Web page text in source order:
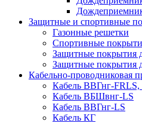
Защитные и спортивные
Газонные решетки
Спортивные
Защитные покрытия
Защитные покрытия
Кабельно-проводниковая
Кабель ВВГнг-
Кабель ВБШвнг-LS
Кабель ВВГнг-LS
Кабель КГ